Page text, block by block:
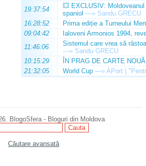
19:37:54
💥 EXCLUSIV:
spaniol —» Sandu GRECU
16:28:52
Prima ediție a Turneului
09:04:42
Ialoveni Armonios 1994,
11:46:06
Sistemul care vrea să
—» Sandu GRECU
10:15:29
ÎN PRAG DE CARTE NOUĂ
21:32:05
World Cup —» APort |
BlogoSfera - Bloguri din Moldova
Căutare avansată